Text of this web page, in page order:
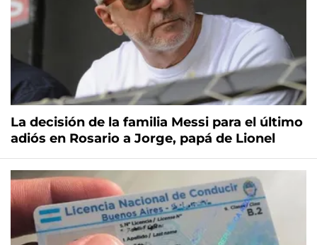
La decisión de la familia Messi para el último
adiós en Rosario a Jorge, papá de Lionel